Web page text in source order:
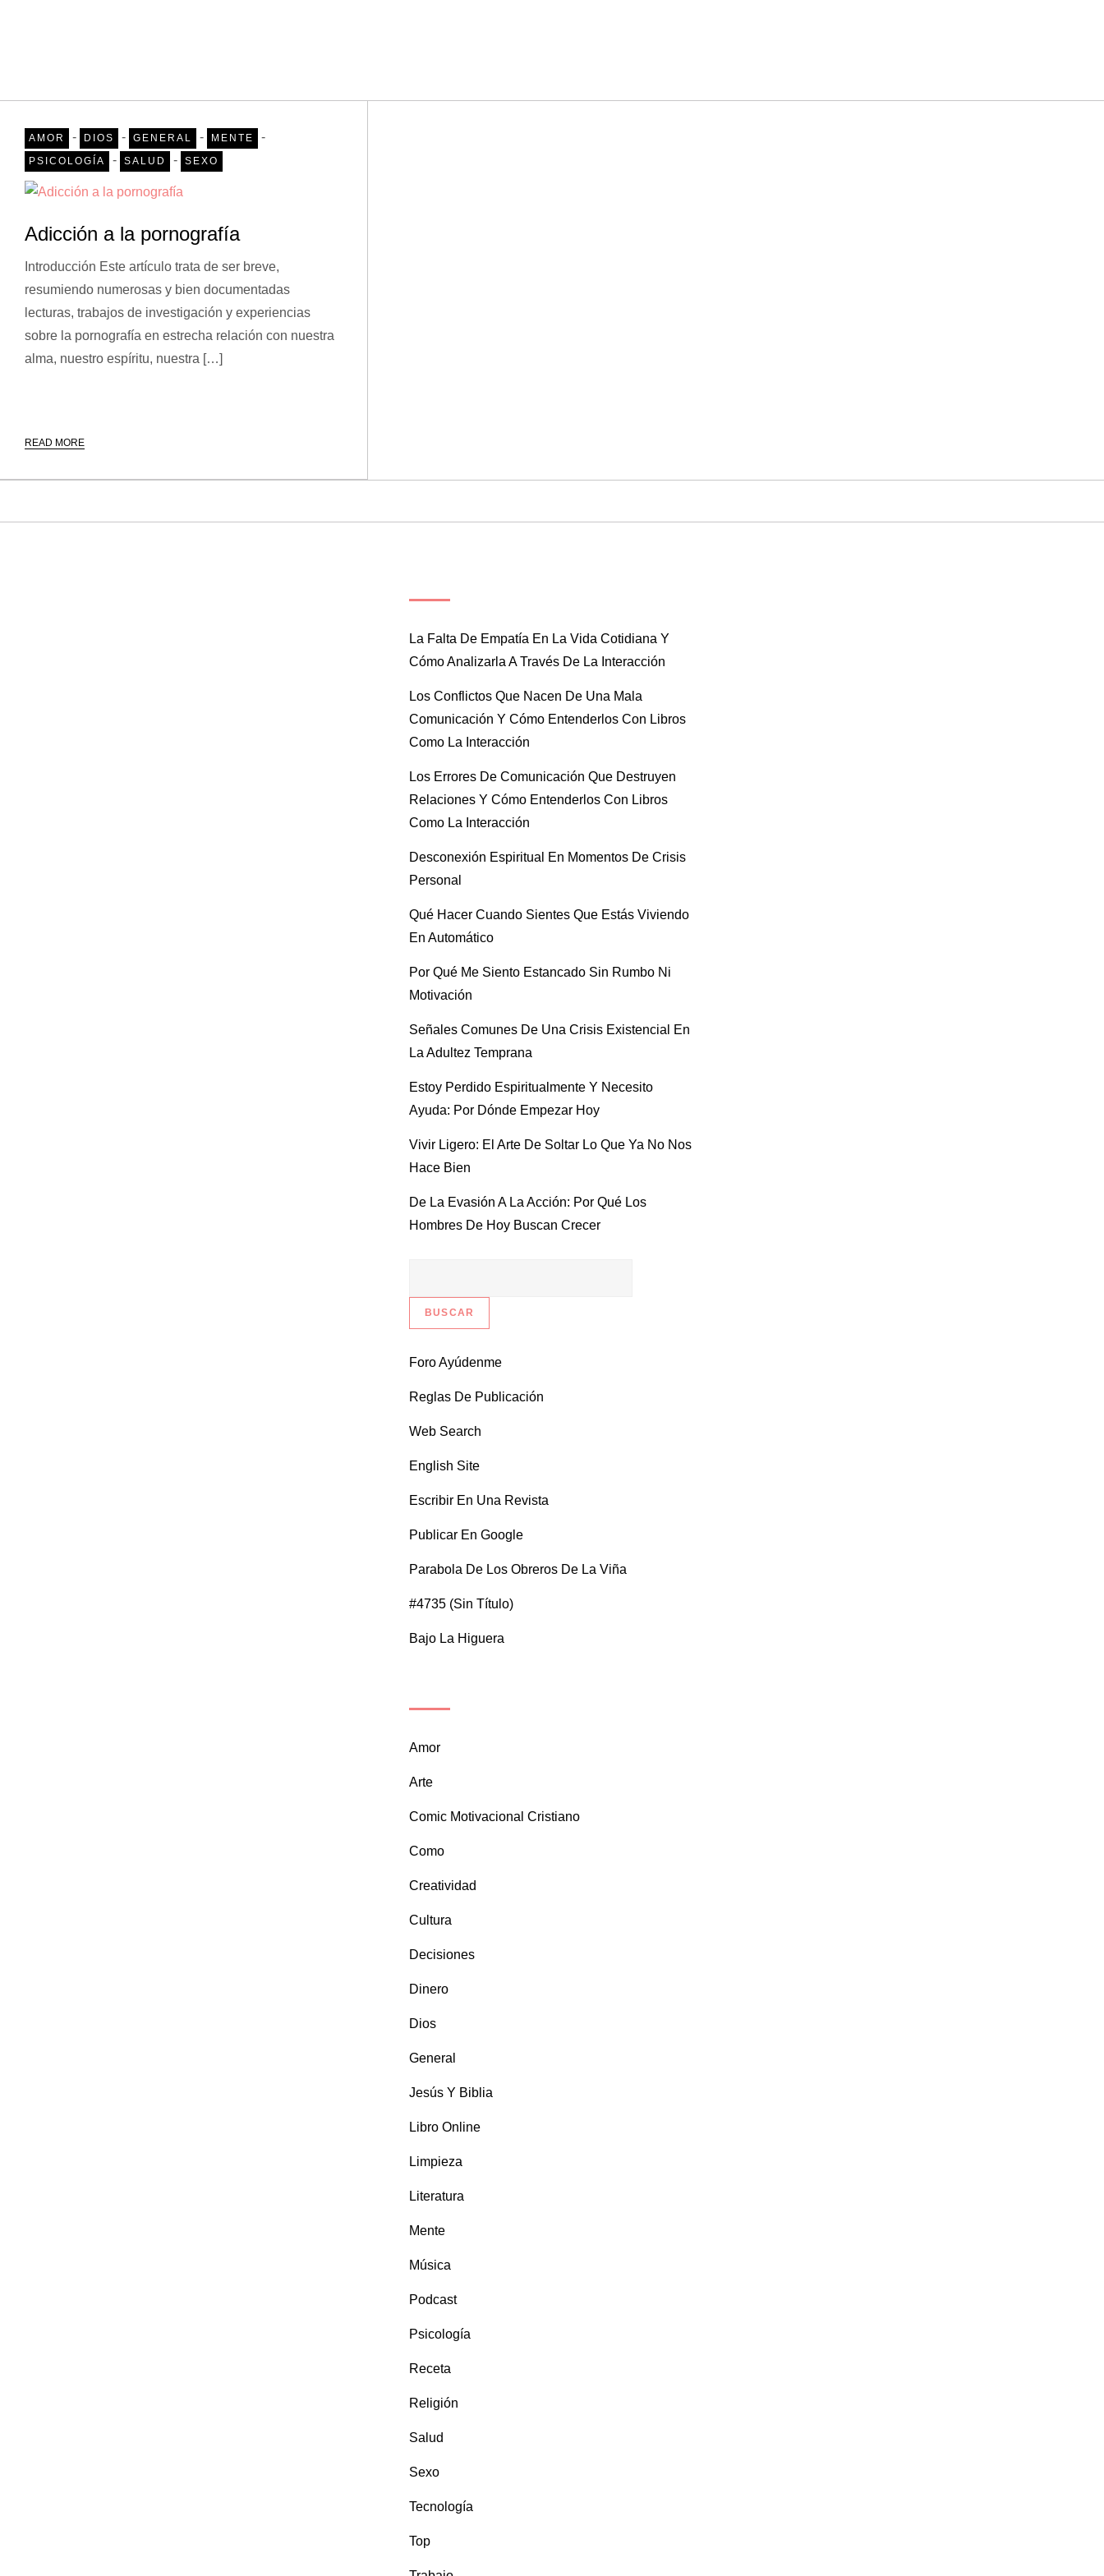
AMOR - DIOS - GENERAL - MENTE -
PSICOLOGÍA - SALUD - SEXO
Adicción a la pornografía
Introducción Este artículo trata de ser breve,
resumiendo numerosas y bien documentadas
lecturas, trabajos de investigación y experiencias
sobre la pornografía en estrecha relación con nuestra
alma, nuestro espíritu, nuestra […]
READ MORE
La Falta De Empatía En La Vida Cotidiana Y
Cómo Analizarla A Través De La Interacción
Los Conflictos Que Nacen De Una Mala
Comunicación Y Cómo Entenderlos Con Libros
Como La Interacción
Los Errores De Comunicación Que Destruyen
Relaciones Y Cómo Entenderlos Con Libros
Como La Interacción
Desconexión Espiritual En Momentos De Crisis
Personal
Qué Hacer Cuando Sientes Que Estás Viviendo
En Automático
Por Qué Me Siento Estancado Sin Rumbo Ni
Motivación
Señales Comunes De Una Crisis Existencial En
La Adultez Temprana
Estoy Perdido Espiritualmente Y Necesito
Ayuda: Por Dónde Empezar Hoy
Vivir Ligero: El Arte De Soltar Lo Que Ya No Nos
Hace Bien
De La Evasión A La Acción: Por Qué Los
Hombres De Hoy Buscan Crecer
Foro Ayúdenme
Reglas De Publicación
Web Search
English Site
Escribir En Una Revista
Publicar En Google
Parabola De Los Obreros De La Viña
#4735 (sin Título)
Bajo La Higuera
Amor
Arte
Comic Motivacional Cristiano
Como
Creatividad
Cultura
Decisiones
Dinero
Dios
General
Jesús Y Biblia
Libro Online
Limpieza
Literatura
Mente
Música
Podcast
Psicología
Receta
Religión
Salud
Sexo
Tecnología
Top